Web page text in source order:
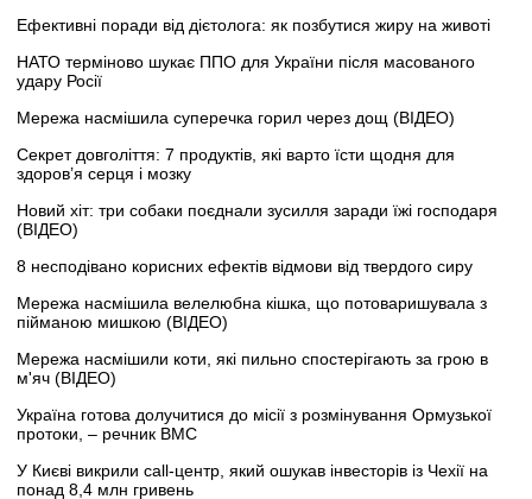
Ефективні поради від дієтолога: як позбутися жиру на животі
НАТО терміново шукає ППО для України після масованого
удару Росії
Мережа насмішила суперечка горил через дощ (ВІДЕО)
Секрет довголіття: 7 продуктів, які варто їсти щодня для
здоров’я серця і мозку
Новий хіт: три собаки поєднали зусилля заради їжі господаря
(ВІДЕО)
8 несподівано корисних ефектів відмови від твердого сиру
Мережа насмішила велелюбна кішка, що потоваришувала з
пійманою мишкою (ВІДЕО)
Мережа насмішили коти, які пильно спостерігають за грою в
м'яч (ВІДЕО)
Україна готова долучитися до місії з розмінування Ормузької
протоки, – речник ВМС
У Києві викрили call-центр, який ошукав інвесторів із Чехії на
понад 8,4 млн гривень